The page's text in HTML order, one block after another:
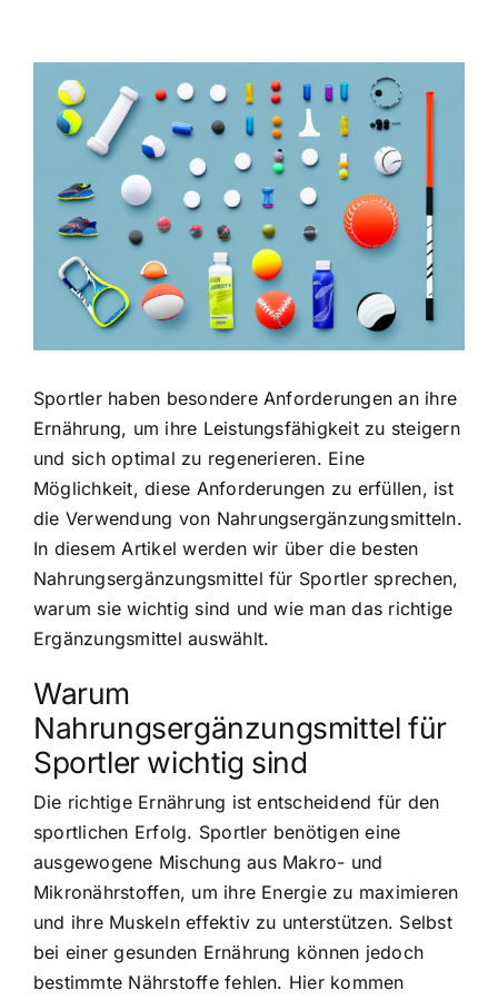
Zeige
grösseres
Bild
Sportler haben besondere Anforderungen an ihre
Ernährung, um ihre Leistungsfähigkeit zu steigern
und sich optimal zu regenerieren. Eine
Möglichkeit, diese Anforderungen zu erfüllen, ist
die Verwendung von Nahrungsergänzungsmitteln.
In diesem Artikel werden wir über die besten
Nahrungsergänzungsmittel für Sportler sprechen,
warum sie wichtig sind und wie man das richtige
Ergänzungsmittel auswählt.
Warum
Nahrungsergänzungsmittel für
Sportler wichtig sind
Die richtige Ernährung ist entscheidend für den
sportlichen Erfolg. Sportler benötigen eine
ausgewogene Mischung aus Makro- und
Mikronährstoffen, um ihre Energie zu maximieren
und ihre Muskeln effektiv zu unterstützen. Selbst
bei einer gesunden Ernährung können jedoch
bestimmte Nährstoffe fehlen. Hier kommen